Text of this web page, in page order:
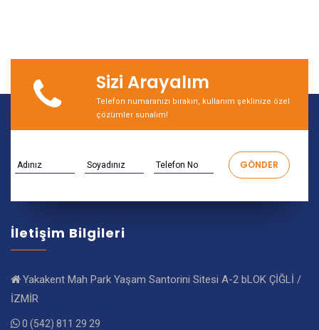
Sizi Arayalım
Telefon numaranızı bırakın, kullanım şeklinize özel
çözümler sunalım!
İletişim Bilgileri
Yakakent Mah Park Yaşam Santorini Sitesi A-2 bLOK ÇİĞLİ /
İZMİR
0 (542) 811 29 29